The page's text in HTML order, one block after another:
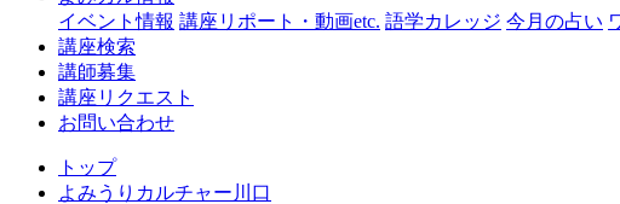
口
イベント情報 講座リポート・動画etc. 語学カレッジ 今月の占い
講座検索
講師募集
講座リクエスト
お問い合わせ
トップ
よみうりカルチャー川口